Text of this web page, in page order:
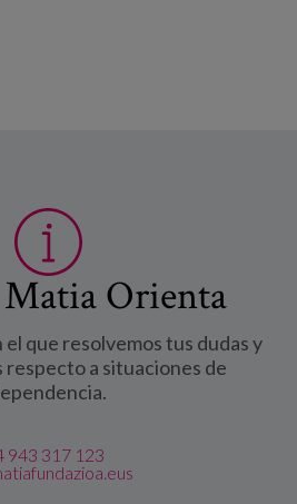
Orienta
que resolvemos tus dudas y
respecto a situaciones de
943 317 123